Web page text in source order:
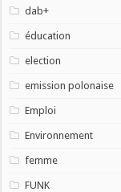
dab+
éducation
election
emission polonaise
Emploi
Environnement
femme
FUNK